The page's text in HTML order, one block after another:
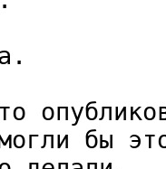
бы